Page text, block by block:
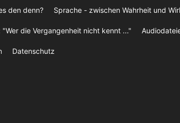
den denn? Sprache - zwischen Wahrheit und
"Wer die Vergangenheit nicht kennt ..."
Datenschutz